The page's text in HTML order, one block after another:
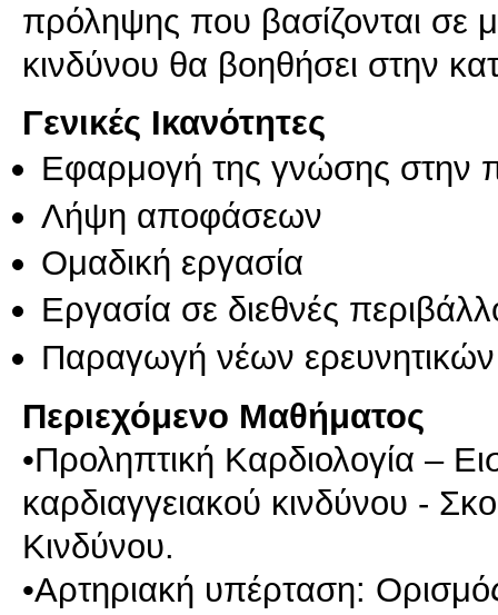
πρόληψης που βασίζονται
Γενικές Ικανότητες
Εφαρμογή της γνώσης στην
Λήψη αποφάσεων
Ομαδική εργασία
Εργασία σε διεθνές
Παραγωγή νέων
Περιεχόμενο Μαθήματος
•Προληπτική Καρδιολογία –
καρδιαγγειακού κινδύνου -
Κινδύνου.
•Αρτηριακή υπέρταση: